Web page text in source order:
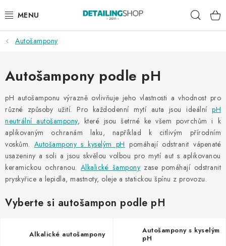
na
AKCE
NOVINKY
EXTERIÉR
INTERIÉR
PŘÍSLUŠENSTVÍ
DÁRKOVÉ SADY A POUKAZY
ČLÁNKY
Autošampony
Autošampony podle pH
pH autošamponu výrazně ovlivňuje jeho vlastnosti a vhodnost pro
různé způsoby užití. Pro každodenní mytí auta jsou ideální pH
neutrální autošampony, které jsou šetrné ke všem povrchům i k
aplikovaným ochranám laku, například k citlivým přírodním
voskům. Autošampony s kyselým pH pomáhají odstranit vápenaté
usazeniny a soli a jsou skvělou volbou pro mytí aut s aplikovanou
keramickou ochranou. Alkalické šampony zase pomáhají odstranit
pryskyřice a lepidla, mastnoty, oleje a statickou špínu z provozu.
Vyberte si autošampon podle pH
Alkalické autošampony
Autošampony s kyselým
pH